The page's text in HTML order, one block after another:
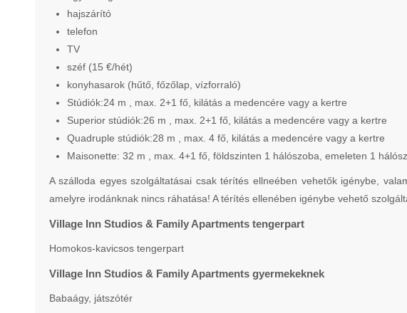
hajszárító
telefon
TV
széf (15 €/hét)
konyhasarok (hűtő, főzőlap, vízforraló)
Stúdiók:24 m , max. 2+1 fő, kilátás a medencére vagy a kertre
Superior stúdiók:26 m , max. 2+1 fő, kilátás a medencére vagy a kertre
Quadruple stúdiók:28 m , max. 4 fő, kilátás a medencére vagy a kertre
Maisonette: 32 m , max. 4+1 fő, földszinten 1 hálószoba, emeleten 1
A szálloda egyes szolgáltatásai csak térítés ellneében vehetők igénybe,
amelyre irodánknak nincs ráhatása! A térítés ellenében igénybe vehető
Village Inn Studios & Family Apartments tengerpart
Homokos-kavicsos tengerpart
Village Inn Studios & Family Apartments gyermekeknek
Babaágy, játszótér